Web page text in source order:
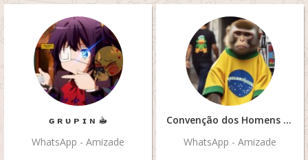
ɢ ʀ ᴜ ᴘ ɪ ɴ ☕︎
WhatsApp - Amizade
Convenção dos Homens Betas.
WhatsApp - Amizade